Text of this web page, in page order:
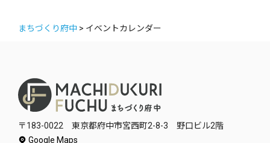
まちづくり府中 > イベントカレンダー
〒183-0022 東京都府中市宮西町2-8-3 野口ビル2階
Google Maps